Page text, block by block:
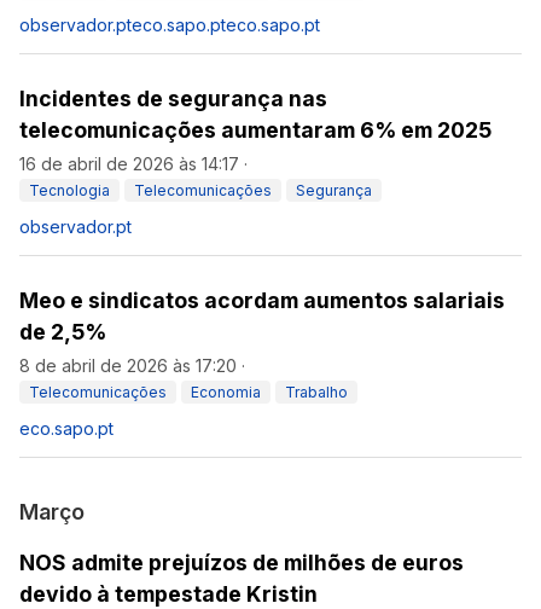
observador.pteco.sapo.pteco.sapo.pt
Incidentes de segurança nas
telecomunicações aumentaram 6% em 2025
16 de abril de 2026 às 14:17 ·
Tecnologia Telecomunicações Segurança
observador.pt
Meo e sindicatos acordam aumentos salariais
de 2,5%
8 de abril de 2026 às 17:20 ·
Telecomunicações Economia Trabalho
eco.sapo.pt
Março
NOS admite prejuízos de milhões de euros
devido à tempestade Kristin